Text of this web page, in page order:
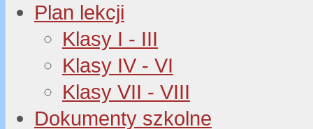
Plan lekcji
Klasy I - III
Klasy IV - VI
Klasy VII - VIII
Dokumenty szkolne